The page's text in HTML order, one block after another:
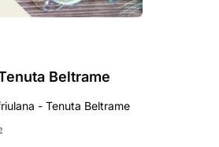
Beltrame
- Tenuta Beltrame